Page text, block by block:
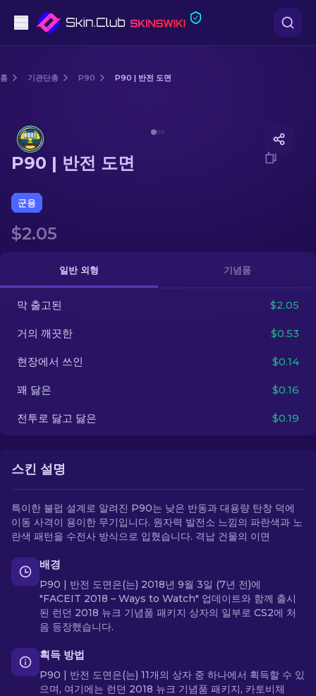
돌격소총
저격소총
장갑
케이스
기타
홈 기관단총 P90 P90 | 반전 도면
P90 | 반전 도면
군용
$2.05
일반 외형 기념품
막 출고된 $2.05
거의 깨끗한 $0.53
현장에서 쓰인 $0.14
꽤 닳은 $0.16
전투로 닳고 닳은 $0.19
스킨 설명
특이한 불펍 설계로 알려진 P90는 낮은 반동과 대용량 탄창 덕에
이동 사격이 용이한 무기입니다. 원자력 발전소 느낌의 파란색과 노
란색 패턴을 수전사 방식으로 입혔습니다. 격납 건물의 이면
배경
P90 | 반전 도면은(는) 2018년 9월 3일 (7년 전)에
"FACEIT 2018 – Ways to Watch" 업데이트와 함께 출시
된 런던 2018 뉴크 기념품 패키지 상자의 일부로 CS2에 처
음 등장했습니다.
획득 방법
P90 | 반전 도면은(는) 11개의 상자 중 하나에서 획득할 수 있
으며, 여기에는 런던 2018 뉴크 기념품 패키지, 카토비체